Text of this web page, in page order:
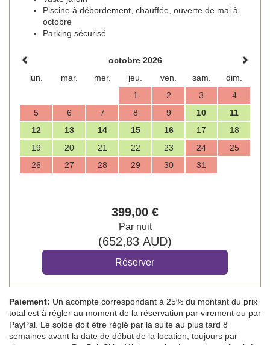
Piscine à débordement, chauffée, ouverte de mai à
octobre
Parking sécurisé
octobre 2026
lun.
mar. mer. jeu. ven. sam.
dim.
1
2 3
4
5
6 7 8 9 10
11
12
13 14 15 16 17
18
19
20 21 22 23 24
25
26
27 28 29 30 31
399,00 €
Par nuit
(652,83 AUD)
Paiement: Un acompte correspondant à 25% du montant du prix
total est à régler au moment de la réservation par virement ou par
PayPal. Le solde doit être réglé par la suite au plus tard 8
semaines avant la date de début de la location, toujours par